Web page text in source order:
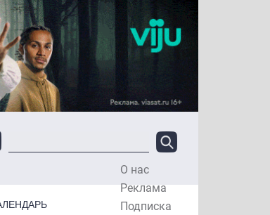
О нас
Реклама
Подписка